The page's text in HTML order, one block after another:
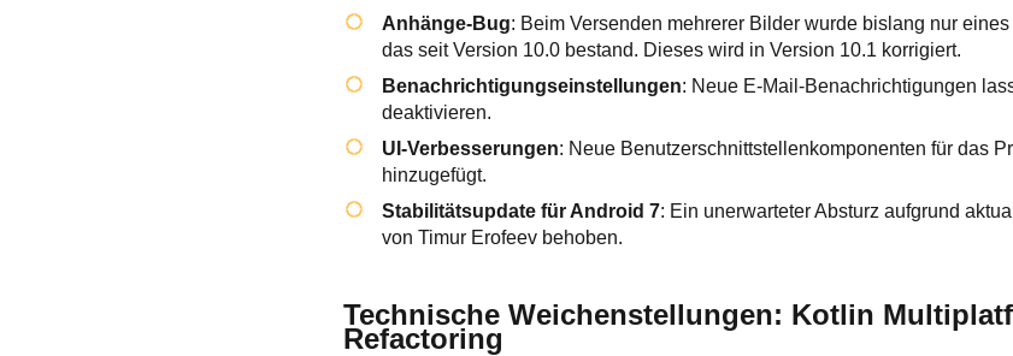
Anhänge-Bug: Beim Versenden mehrerer Bilder wurde bislang nur
das seit Version 10.0 bestand. Dieses wird in Version 10.1 korrigiert.
Benachrichtigungseinstellungen: Neue E-Mail-Benachrichtigungen
deaktivieren.
UI-Verbesserungen: Neue Benutzerschnittstellenkomponenten für das
hinzugefügt.
Stabilitätsupdate für Android 7: Ein unerwarteter Absturz aufgrund
von Timur Erofeev behoben.
Technische Weichenstellungen: Kotlin
Refactoring